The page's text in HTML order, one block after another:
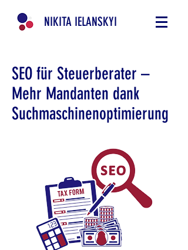
NIKITA IELANSKYI
SEO für Steuerberater –
Mehr Mandanten dank
Suchmaschinenoptimierung